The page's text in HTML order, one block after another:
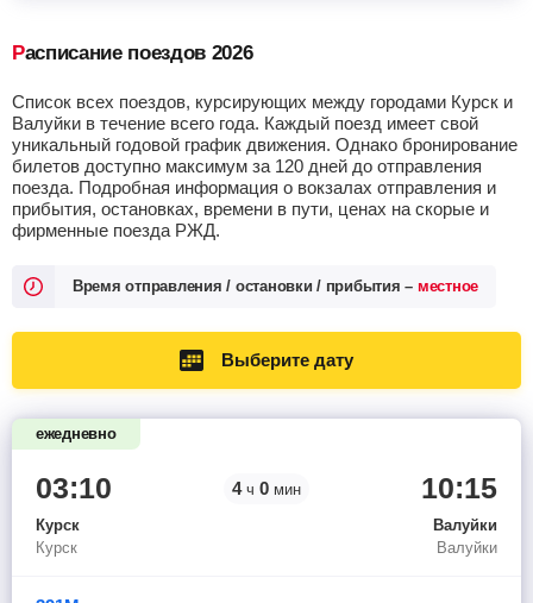
Расписание поездов 2026
Список всех поездов, курсирующих между городами Курск и
Валуйки в течение всего года. Каждый поезд имеет свой
уникальный годовой график движения. Однако бронирование
билетов доступно максимум за 120 дней до отправления
поезда. Подробная информация о вокзалах отправления и
прибытия, остановках, времени в пути, ценах на скорые и
фирменные поезда РЖД.
Время отправления / остановки / прибытия – местное
Выберите дату
03:10
Курск
Курск
4 ч 0 мин 10:15
Валуйки
Валуйки
ежедневно